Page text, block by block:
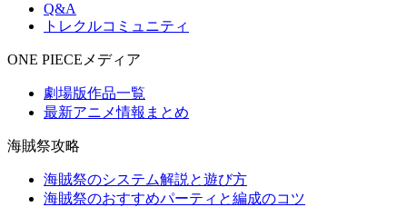
Q&A
トレクルコミュニティ
ONE PIECEメディア
劇場版作品一覧
最新アニメ情報まとめ
海賊祭攻略
海賊祭のシステム解説と遊び方
海賊祭のおすすめパーティと編成のコツ